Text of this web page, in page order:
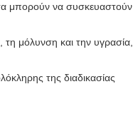
μπορούν να συσκευαστούν
μόλυνση και την υγρασία,
της διαδικασίας